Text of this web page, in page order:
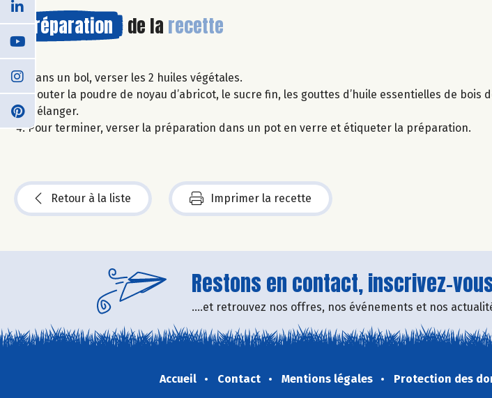
Préparation de la recette
Dans un bol, verser les 2 huiles végétales.
Ajouter la poudre de noyau d’abricot, le sucre fin, les gouttes d’huile essentielles de bois
Mélanger.
Pour terminer, verser la préparation dans un pot en verre et étiqueter la préparation.
Retour à la liste Imprimer la recette
Restons en contact, inscrivez-
....et retrouvez nos offres, nos événements et nos
Accueil Contact Mentions légales Protection des